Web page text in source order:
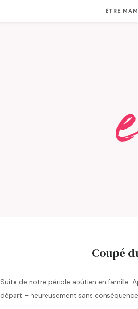
ÊTRE
Coupé
Suite de notre périple aoûtien en famille.
départ – heureusement sans